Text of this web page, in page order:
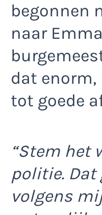
begonnen
naar
dat enorm,
tot goede
“Stem het
politie. Dat
volgens